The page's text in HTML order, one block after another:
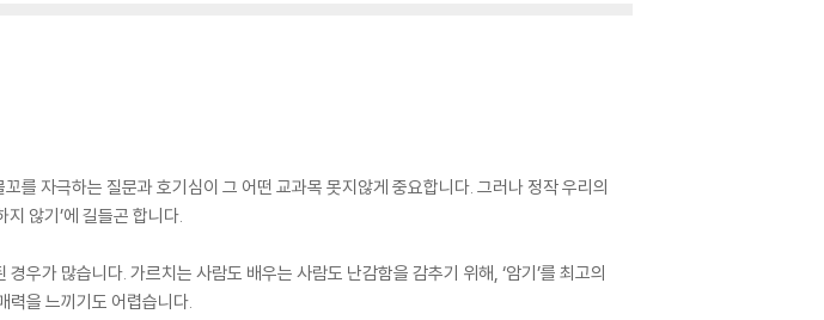
를 자극하는 질문과 호기심이 그 어떤 교과목 못지않게 중요합니다. 그러나 정작 우리의
않기’에 길들곤 합니다.
우가 많습니다. 가르치는 사람도 배우는 사람도 난감함을 감추기 위해, ‘암기’를 최고의
력을 느끼기도 어렵습니다.